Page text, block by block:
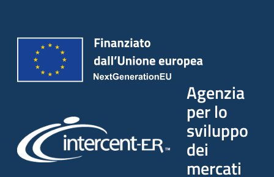
Agenzia
per lo
sviluppo
dei
mercati